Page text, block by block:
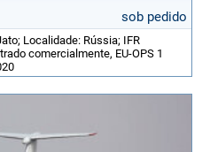
sob pedido
Localidade: Rússia; IFR
comercialmente, EU-OPS 1